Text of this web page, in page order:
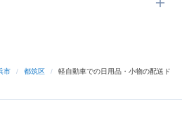
市 / 都筑区 /
軽自動車での日用品・小物の配送ド